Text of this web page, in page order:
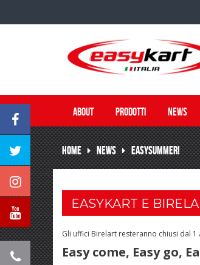
ABOUT PRODOTTI NEWS
HOME NEWS EASYSUMMER!
EASYKART E
Gli uffici Birelart resteranno chiusi dal 1
Easy come, Easy go,